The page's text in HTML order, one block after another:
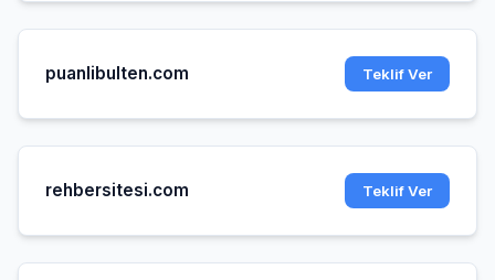
puanlibulten.com Teklif Ver
rehbersitesi.com Teklif Ver